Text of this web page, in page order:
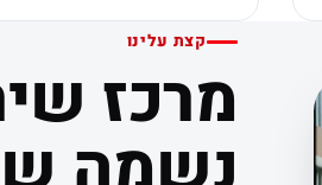
קצת עלינו
מרכז